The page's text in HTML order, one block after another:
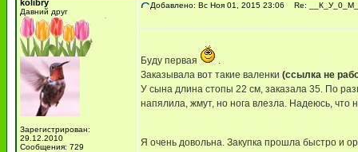
kolibry
Давний друг
Зарегистрирован:
29.12.2010
Сообщения: 729
Добавлено: Вс Ноя 01, 2015 23:06 Re:
Буду первая
.
Заказывала вот такие валенки (ссылка не
У сына длина стопы 22 см, заказала 35. По
напялила, жмут, но нога влезла. Надеюсь, что
Я очень довольна. Закупка прошла быстро и